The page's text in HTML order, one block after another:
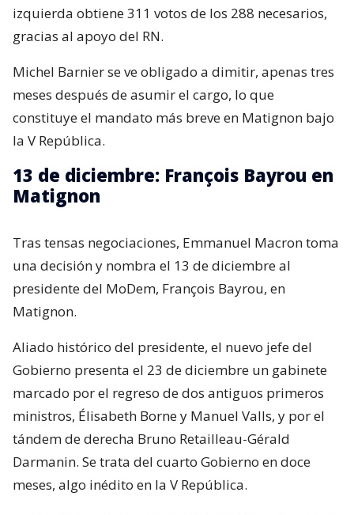
izquierda obtiene 311 votos de los 288 necesarios,
gracias al apoyo del RN.
Michel Barnier se ve obligado a dimitir, apenas tres
meses después de asumir el cargo, lo que
constituye el mandato más breve en Matignon bajo
la V República.
13 de diciembre: François Bayrou en
Matignon
Tras tensas negociaciones, Emmanuel Macron toma
una decisión y nombra el 13 de diciembre al
presidente del MoDem, François Bayrou, en
Matignon.
Aliado histórico del presidente, el nuevo jefe del
Gobierno presenta el 23 de diciembre un gabinete
marcado por el regreso de dos antiguos primeros
ministros, Élisabeth Borne y Manuel Valls, y por el
tándem de derecha Bruno Retailleau-Gérald
Darmanin. Se trata del cuarto Gobierno en doce
meses, algo inédito en la V República.